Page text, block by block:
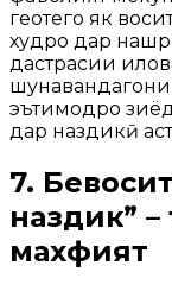
геотегҳо як
худро дар
дастрасии
шунавандагони
эътимодро зиёд
дар наздикӣ
7.
наздик”
махфият